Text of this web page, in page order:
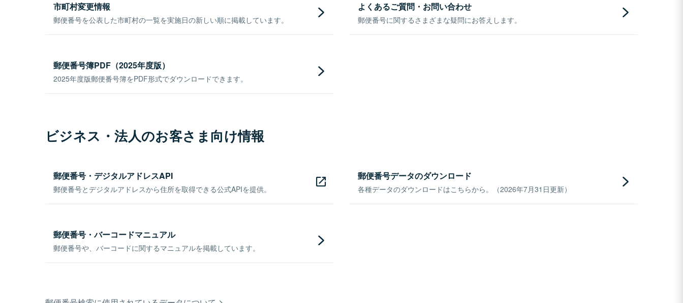
市町村変更情報
郵便番号を公表した市町村の一覧を実施日の新しい順に掲載しています。
よくあるご質問・お問い合わせ
郵便番号に関するさまざまな疑問にお答えします。
郵便番号簿PDF（2025年度版）
2025年度版郵便番号簿をPDF形式でダウンロードできます。
ビジネス・法人のお客さま向け情報
郵便番号・デジタルアドレスAPI
郵便番号とデジタルアドレスから住所を取得できる公式APIを提供。
郵便番号データのダウンロード
各種データのダウンロードはこちらから。（2026年7月31日更新）
郵便番号・バーコードマニュアル
郵便番号や、バーコードに関するマニュアルを掲載しています。